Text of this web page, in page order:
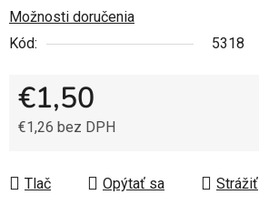
Možnosti doručenia
Kód:
5318
€1,50
€1,26 bez DPH
Tlač
Opýtať sa Strážiť